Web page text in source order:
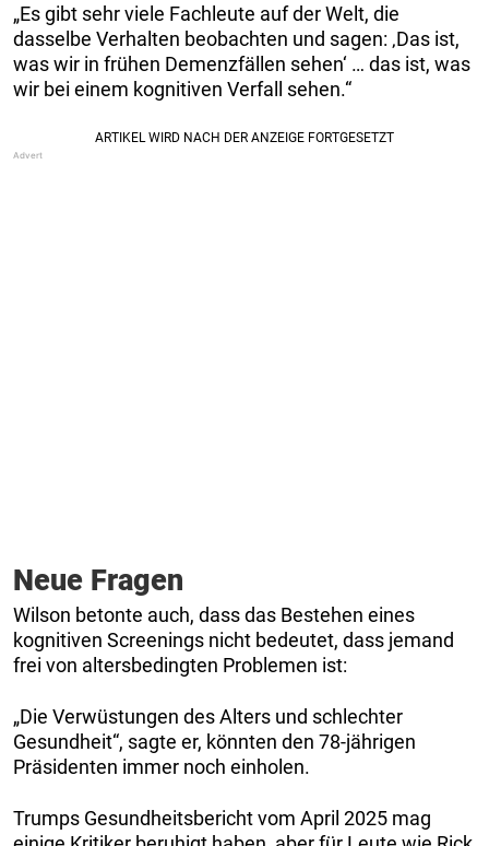
„Es gibt sehr viele Fachleute auf der Welt, die
dasselbe Verhalten beobachten und sagen: ‚Das ist,
was wir in frühen Demenzfällen sehen‘ … das ist, was
wir bei einem kognitiven Verfall sehen.“
Neue Fragen
Wilson betonte auch, dass das Bestehen eines
kognitiven Screenings nicht bedeutet, dass jemand
frei von altersbedingten Problemen ist:
„Die Verwüstungen des Alters und schlechter
Gesundheit“, sagte er, könnten den 78-jährigen
Präsidenten immer noch einholen.
Trumps Gesundheitsbericht vom April 2025 mag